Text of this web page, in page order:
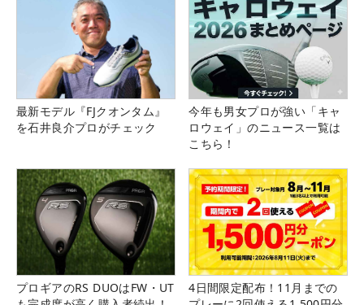
最新モデル『FJクオンタム』
を石井良介プロがチェック
今年も男女プロが強い「キャ
ロウェイ」のニュース一覧は
こちら！
プロギアのRS DUOはFW・UT
4日間限定配布！11月までの